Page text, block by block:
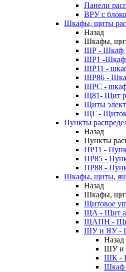
Панели
ВРУ с
Шкафы, щиты
Назад
Шкафы,
ШР - Шкаф
ШР1 -Шкафы
ШР11 -
ШР86 -
ШРС -
Щ81- Щит
Щиты
ЩГ - Щиток
Пункты
Назад
Пункты
ПР11 -
ПР85 -
ПР88 -
Шкафы, щиты,
Назад
Шкафы,
Щитовое
ЩА - Щит
ЩАПН - Щит
ШУ и ЯУ -
Назад
ШУ и
ШК -
Шкаф